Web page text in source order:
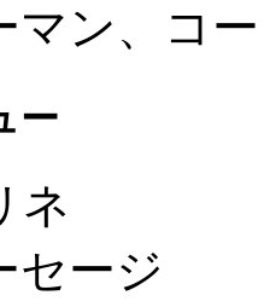
マン、コ
ー
ネ
セージ